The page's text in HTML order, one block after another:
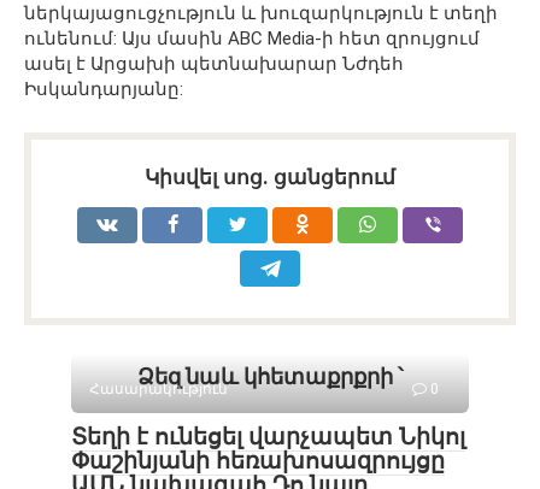
ներկայացուցչություն և խուզարկություն է տեղի
ունենում: Այս մասին ABC Media-ի հետ զրույցում
ասել է Արցախի պետնախարար Նժդեհ
Իսկանդարյանը:
Կիսվել սոց․ ցանցերում
Ձեզ նաև կհետաքրքրի ՝
Հասարակություն 0
Տեղի է ունեցել վարչապետ Նիկոլ
Փաշինյանի հեռախոսազրույցը